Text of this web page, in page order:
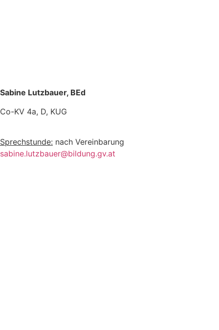
Sabine Lutzbauer, BEd
Co-KV 4a, D, KUG
Sprechstunde: nach Vereinbarung
sabine.lutzbauer@bildung.gv.at